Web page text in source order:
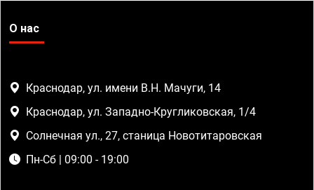
О нас
Краснодар, ул. имени В.Н. Мачуги, 14
Краснодар, ул. Западно-Кругликовская, 1/4
Солнечная ул., 27, станица Новотитаровская
Пн-Сб | 09:00 - 19:00